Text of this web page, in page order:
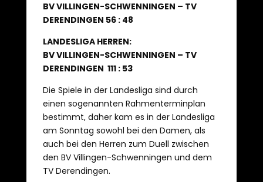
BV VILLINGEN-SCHWENNINGEN – TV
DERENDINGEN 56 : 48
LANDESLIGA HERREN:
BV VILLINGEN-SCHWENNINGEN – TV
DERENDINGEN 111 : 53
Die Spiele in der Landesliga sind durch
einen sogenannten Rahmenterminplan
bestimmt, daher kam es in der Landesliga
am Sonntag sowohl bei den Damen, als
auch bei den Herren zum Duell zwischen
den BV Villingen-Schwenningen und dem
TV Derendingen.